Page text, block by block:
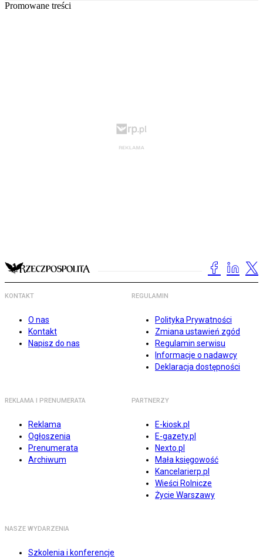
Promowane treści
KONTAKT
O nas
Kontakt
Napisz do nas
REGULAMIN
Polityka Prywatności
Zmiana ustawień zgód
Regulamin serwisu
Informacje o nadawcy
Deklaracja dostępności
REKLAMA I PRENUMERATA
Reklama
Ogłoszenia
Prenumerata
Archiwum
PARTNERZY
E-kiosk.pl
E-gazety.pl
Nexto.pl
Mała księgowość
Kancelarierp.pl
Wieści Rolnicze
Życie Warszawy
NASZE WYDARZENIA
Szkolenia i konferencje